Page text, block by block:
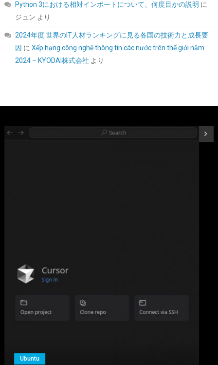
シー・エフ・デー販売 CFD販売 CFD Standard デスクトップ用 メ
モリ DDR4 3200 (PC4-25600) 16GB×2枚 288pin DIMM 相性保証
W4U3200CS-16G
Python 3における相対インポートについて、何度目かの説明 に
ジュン より
2024年度 世界のIT人材ランキングに見る各国の技術力と成長要
因 に Xếp hạng công nghệ thông tin các nước trên thế giới năm
2024 – KYODAI株式会社 より
Ubuntu